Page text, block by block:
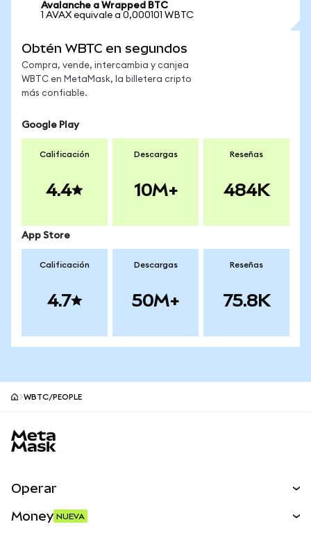
Avalanche a Wrapped BTC
1 AVAX equivale a 0,000101 WBTC
Obtén WBTC en segundos
Compra, vende, intercambia y canjea
WBTC en MetaMask, la billetera cripto
más confiable.
Google Play
Calificación
4.4
Descargas
10M+
Reseñas
484K
App Store
Calificación
4.7
Descargas
50M+
Reseñas
75.8K
WBTC/PEOPLE
Operar
Money NUEVA